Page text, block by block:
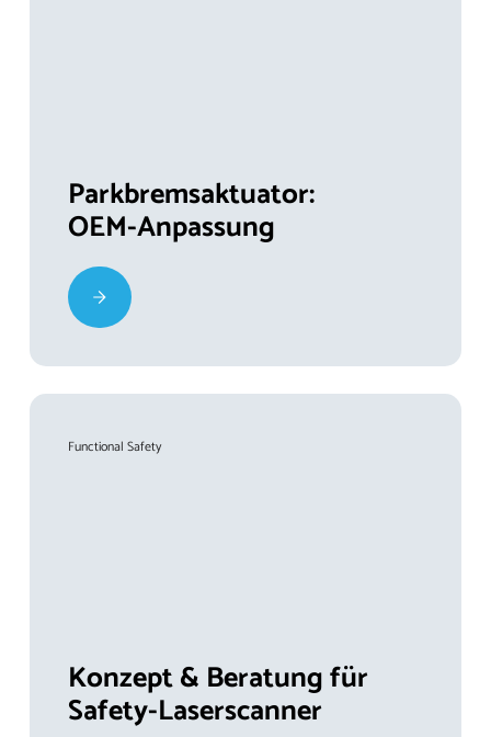
Parkbremsaktuator:
OEM-Anpassung
Functional Safety
Konzept & Beratung für
Safety-Laserscanner